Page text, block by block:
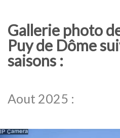
Gallerie photo
Puy de Dôme
saisons :
Aout 2025 :